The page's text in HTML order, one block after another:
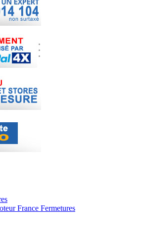
France Fermetures